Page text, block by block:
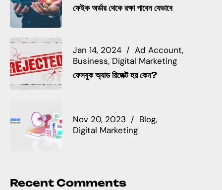
ফেইক অর্ডার থেকে রক্ষা পাবেন যেভাবে
Jan 14, 2024
Ad Account
Business Digital Marketing
ফেসবুক অ্যাড রিজেক্ট হয় কেন?
Nov 20, 2023
Blog
Digital Marketing
Recent Comments